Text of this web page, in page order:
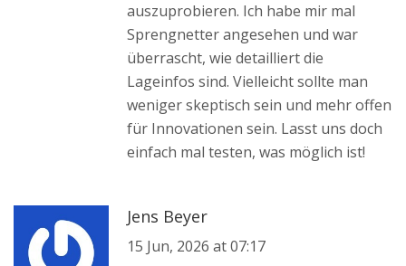
auszuprobieren. Ich habe mir mal
Sprengnetter angesehen und war
überrascht, wie detailliert die
Lageinfos sind. Vielleicht sollte man
weniger skeptisch sein und mehr offen
für Innovationen sein. Lasst uns doch
einfach mal testen, was möglich ist!
Jens Beyer
15 Jun, 2026 at 07:17